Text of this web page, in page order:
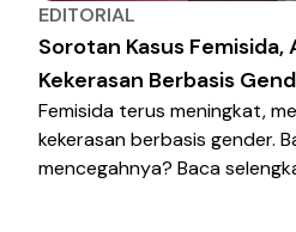
EDITORIAL
Sorotan Kasus Femisida,
Kekerasan Berbasis
Femisida terus meningkat,
kekerasan berbasis gender.
mencegahnya? Baca